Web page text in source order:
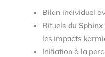
Bilan individuel
Rituels du Sphinx
les impacts
Initiation à la